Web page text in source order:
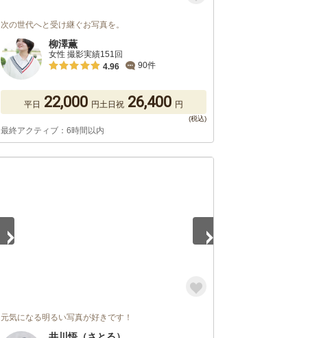
次の世代へと受け継ぐお写真を。
柳澤薫
女性 撮影実績151回
4.96
90件
平日 22,000 円土日祝 26,400 円
最終アクティブ：6時間以内
元気になる明るい写真が好きです！